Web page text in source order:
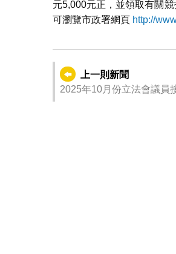
元5,000元正，並領取有關
可瀏覽市政署網頁 http://
上一則新聞
2025年10月份立法會議員